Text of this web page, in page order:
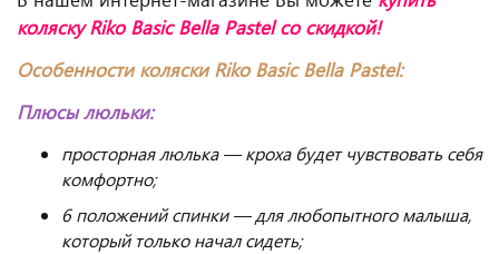
коляску Riko Basic Bella Pastel со скидкой!
Особенности коляски Riko Basic Bella Pastel:
Плюсы люльки:
просторная люлька — кроха будет чувствовать себя
комфортно;
6 положений спинки — для любопытного малыша,
который только начал сидеть;